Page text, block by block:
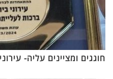
חוגגים ומציינים עליה-